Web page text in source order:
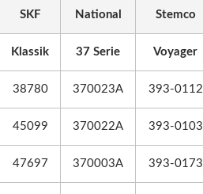
SKF National Stemco
Klassik 37 Serie Voyager
38780 370023A 393-0112
45099 370022A 393-0103
47697 370003A 393-0173